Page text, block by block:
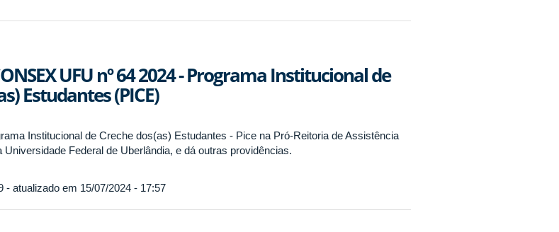
UFU nº 64 2024 - Programa Institucional de
Estudantes (PICE)
Institucional de Creche dos(as) Estudantes - Pice na Pró-Reitoria de Assistência
Universidade Federal de Uberlândia, e dá outras providências.
- atualizado em 15/07/2024 - 17:57